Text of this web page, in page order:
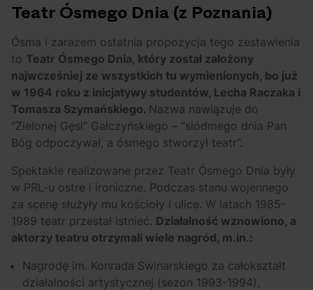
Teatr Ósmego Dnia (z Poznania)
Ósma i zarazem ostatnia propozycja tego zestawienia
to Teatr Ósmego Dnia, który został założony
najwcześniej ze wszystkich tu wymienionych, bo już
w 1964 roku z inicjatywy studentów, Lecha Raczaka i
Tomasza Szymańskiego. Nazwa nawiązuje do
“Zielonej Gęsi” Gałczyńskiego – “siódmego dnia Pan
Bóg odpoczywał, a ósmego stworzył teatr”.
Spektakle realizowane przez Teatr Ósmego Dnia były
w PRL-u ostre i ironiczne. Podczas stanu wojennego
za scenę służyły mu kościoły i ulice. W latach 1985-
1989 teatr przestał istnieć. Działalność wznowiono, a
aktorzy teatru otrzymali wiele nagród, m.in.:
Nagrodę im. Konrada Swinarskiego za całokształt
działalności artystycznej (sezon 1993-1994),